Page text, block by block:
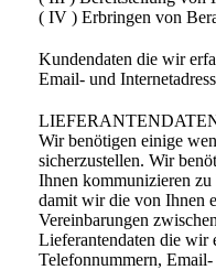
( IV ) Erbringen von
Kundendaten die wir
Email- und
Wir benötigen einige
sicherzustellen. Wir
Ihnen kommunizieren
damit wir die von Ihnen
Vereinbarungen
Lieferantendaten die wir
Telefonnummern,